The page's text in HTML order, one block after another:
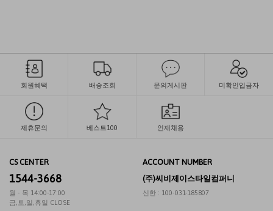
회원혜택 배송조회 문의게시판 미확인입금자
제휴문의 베스트100 인재채용
CS CENTER
1544-3668
월 - 목 14:00-17:00
금,토,일,휴일 CLOSE
ACCOUNT NUMBER
(주)씨비제이스타일컴퍼니
신한 : 100-031-185807